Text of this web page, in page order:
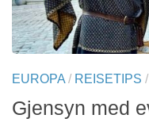
EUROPA / REISETIPS /
Gjensyn med